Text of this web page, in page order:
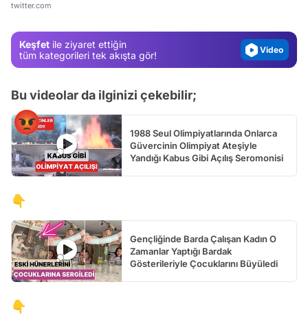
twitter.com
Keşfet ile ziyaret ettiğin
tüm kategorileri tek akışta gör!
Video
Bu videolar da ilginizi çekebilir;
1988 Seul Olimpiyatlarında Onlarca
Güvercinin Olimpiyat Ateşiyle
Yandığı Kabus Gibi Açılış Seromonisi
👇
Gençliğinde Barda Çalışan Kadın O
Zamanlar Yaptığı Bardak
Gösterileriyle Çocuklarını Büyüledi
👇